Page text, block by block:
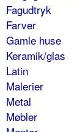
Fagudtryk
Farver
Gamle huse
Keramik/glas
Latin
Malerier
Metal
Møbler